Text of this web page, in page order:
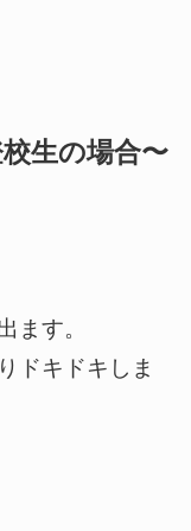
生の場合〜
ます。
ドキドキしま